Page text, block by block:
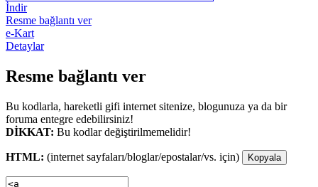
İndir
Resme bağlantı ver
e-Kart
Detaylar
Resme bağlantı ver
Bu kodlarla, hareketli gifi internet sitenize, blogunuza ya da bir
foruma entegre edebilirsiniz!
DİKKAT: Bu kodlar değiştirilmemelidir!
HTML: (internet sayfaları/bloglar/epostalar/vs. için) Kopyala